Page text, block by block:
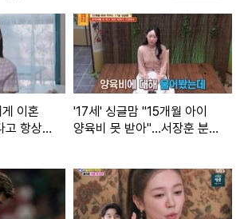
지낸 여성 지인을 언급했고, MC들의 시선
부에 집중됐다.
개하려고 나온 거다"라고 선언했다. 이어
한 분홍색 의상을 입은 천명훈은 짝사랑 상
뷰를 통해 "오늘은 용기를 내서 그녀에게
이혼
고 항상
'17세' 싱글맘 "15개월 아이
양육비 못 받아"…서장훈 분